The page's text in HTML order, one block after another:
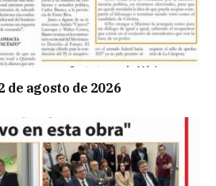
de agosto de 2026